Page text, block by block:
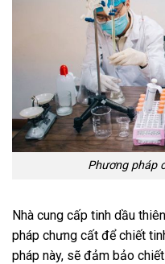
Phương pháp
Nhà cung cấp tinh dầu
pháp chưng cất để chiết
pháp này, sẽ đảm bảo